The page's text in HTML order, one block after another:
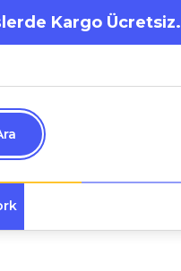
Kargo Ücretsiz.